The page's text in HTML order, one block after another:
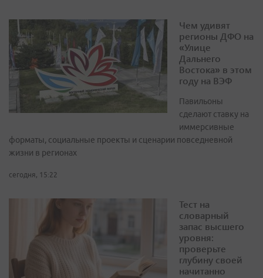
Чем удивят
регионы ДФО на
«Улице
Дальнего
Востока» в этом
году на ВЭФ
Павильоны
сделают ставку на
иммерсивные
форматы, социальные проекты и сценарии повседневной
жизни в регионах
сегодня, 15:22
Тест на
словарный
запас высшего
уровня:
проверьте
глубину своей
начитанно